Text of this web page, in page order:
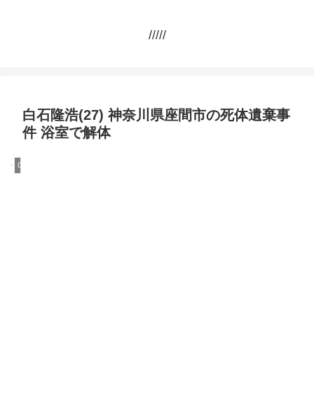
/////
白石隆浩(27) 神奈川県座間市の死体遺棄事
件 浴室で解体
DQN